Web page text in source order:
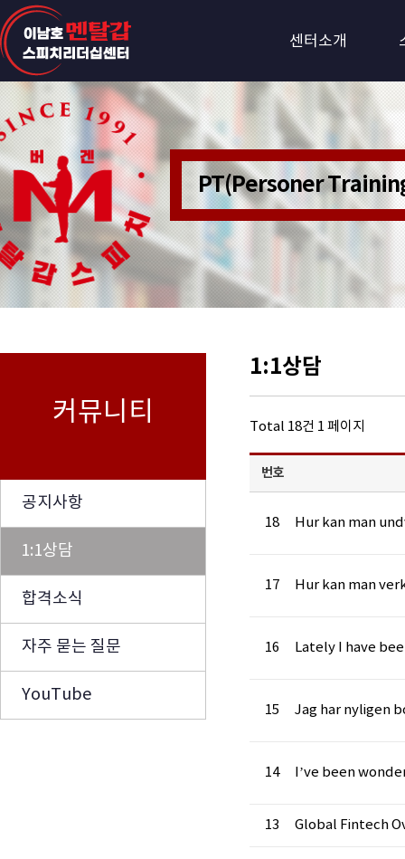
센터소개
PT(Personer
커뮤니티
공지사항
1:1상담
합격소식
자주 묻는 질문
YouTube
1:1상담
Total 18건 1 페이지
번호
18 Hur kan man
17 Hur kan man
16 Lately I have
15 Jag har nyligen
14 I’ve been
13 Global Fintech